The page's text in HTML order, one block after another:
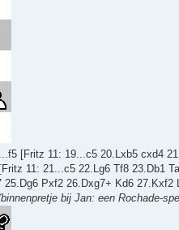
[Fritz 11: 19...c5 20.Lxb5 cxd4
11: 21...c5 22.Lg6 Tf8 23.Db1
Pxf2 26.Dxg7+ Kd6
bij Jan: een Rochade-